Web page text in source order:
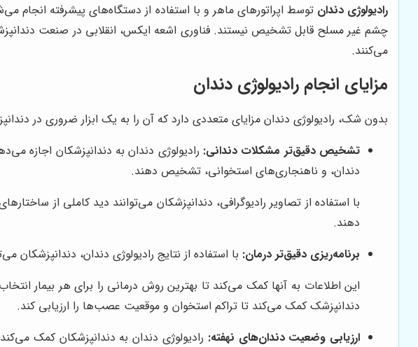
رادیولوژی دندان توسط اپراتورهای ماهر و با استفاده از دستگاه‌های پیشرفته انجام
چشم غیر مسلح قابل تشخیص نیستند. فناوری اشعه ایکس، انقلابی در صنعت
می‌کنند.
مزایای انجام رادیولوژی دندان
بدون شک، رادیولوژی دندان مزایای متعددی دارد که آن را به یک ابزار ضروری در
تشخیص دقیق‌تر مشکلات دندانی: رادیولوژی دندان به دندانپزشکان اجازه
دندان، و ناهنجاری‌های استخوانی، تشخیص دهند.
با استفاده از تصاویر رادیوگرافی، دندانپزشکان می‌توانند دید کاملی از
دهند.
برنامه‌ریزی دقیق‌تر درمان: با استفاده از نتایج رادیولوژی دندان، دندانپزشکان
این اطلاعات به آنها کمک می‌کند تا بهترین روش درمانی را برای هر بیمار
دندانپزشک کمک می‌کند تا تراکم استخوان و موقعیت عصب‌ها را ارزیابی کند.
ارزیابی وضعیت دندان‌های نهفته: رادیولوژی دندان به دندانپزشکان کمک